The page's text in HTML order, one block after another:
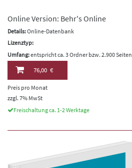
Online Version: Behr's Online
Details:Online-Datenbank
Lizenztyp:
Umfang:entspricht ca. 3 Ordner bzw. 2.900 Seiten
76,00 €
Preis pro Monat
zzgl. 7% MwSt
Freischaltung ca. 1-2 Werktage